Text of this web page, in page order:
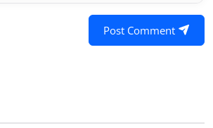
Post Comment